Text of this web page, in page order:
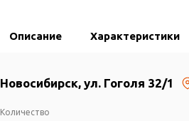
Описание Характеристики
Новосибирск, ул. Гоголя 32/1
Количество